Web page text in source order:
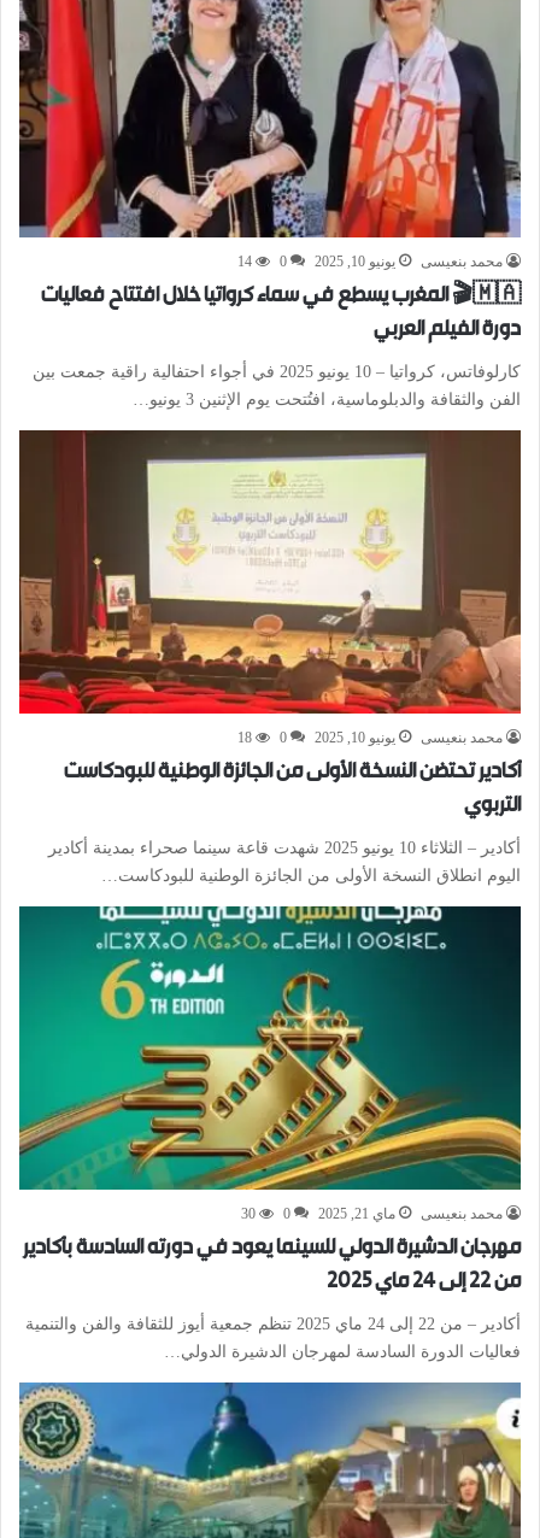
محمد بنعيسى يونيو 10, 2025 0
14
🇲🇦🎬 المغرب يسطع في سماء كرواتيا خلال افتتاح فعاليات
دورة الفيلم العربي
كارلوفاتس، كرواتيا – 10 يونيو 2025 في أجواء احتفالية راقية جمعت بين
الفن والثقافة والدبلوماسية، افتُتحت يوم الإثنين 3 يونيو…
محمد بنعيسى يونيو 10, 2025 0
18
أكادير تحتضن النسخة الأولى من الجائزة الوطنية للبودكاست
التربوي
أكادير – الثلاثاء 10 يونيو 2025 شهدت قاعة سينما صحراء بمدينة أكادير
اليوم انطلاق النسخة الأولى من الجائزة الوطنية للبودكاست…
محمد بنعيسى ماي 21, 2025 0
30
مهرجان الدشيرة الدولي للسينما يعود في دورته السادسة بأكادير
من 22 إلى 24 ماي 2025
أكادير – من 22 إلى 24 ماي 2025 تنظم جمعية أيوز للثقافة والفن والتنمية
فعاليات الدورة السادسة لمهرجان الدشيرة الدولي…